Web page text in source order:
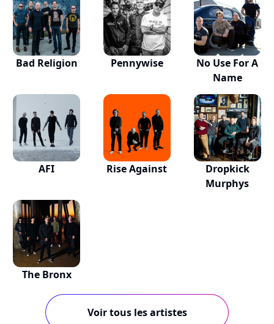
Bad Religion Pennywise
No Use For A
Name
AFI Rise Against
Dropkick
Murphys
The Bronx
Voir tous les artistes